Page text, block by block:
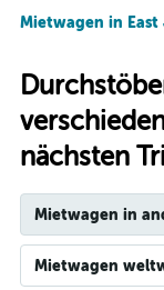
Mietwagen in
nächsten
Mietwagen in
Mietwagen